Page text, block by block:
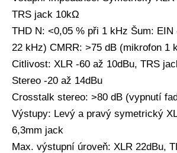
TRS jack 10kΩ
THD N: <0,05 % při 1 kHz Šum: EIN
22 kHz) CMRR: >75 dB (mikrofon 1
Citlivost: XLR -60 až 10dBu, TRS
Stereo -20 až 14dBu
Crosstalk stereo: >80 dB (vypnutí
Výstupy: Levý a pravý symetrický
6,3mm jack
Max. výstupní úroveň: XLR 22dBu,